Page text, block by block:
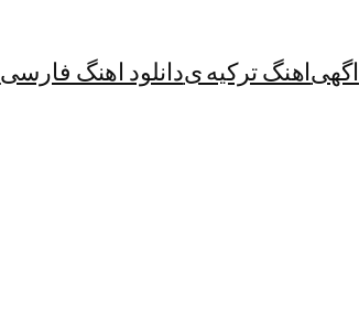
اگهیاهنگ ترکیه یدانلود اهنگ فارسی